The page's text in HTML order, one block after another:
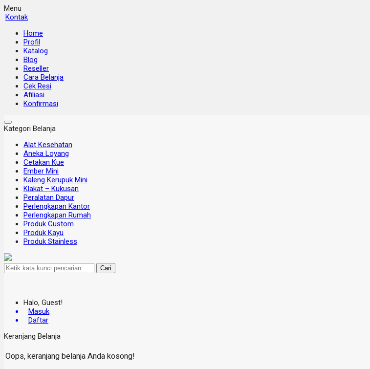
Menu
Kontak
Home
Profil
Katalog
Blog
Reseller
Cara Belanja
Cek Resi
Afiliasi
Konfirmasi
Kategori Belanja
Alat Kesehatan
Aneka Loyang
Cetakan Kue
Ember Mini
Kaleng Kerupuk Mini
Klakat – Kukusan
Peralatan Dapur
Perlengkapan Kantor
Perlengkapan Rumah
Produk Custom
Produk Kayu
Produk Stainless
Cari
Halo, Guest!
Masuk
Daftar
Keranjang Belanja
Oops, keranjang belanja Anda kosong!